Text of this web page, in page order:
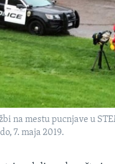
na mestu pucnjave u
7. maja 2019.